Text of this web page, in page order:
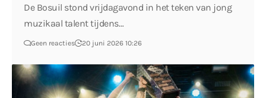
De Bosuil stond vrijdagavond in het teken van jong
muzikaal talent tijdens…
Geen reacties 20 juni 2026 10:26